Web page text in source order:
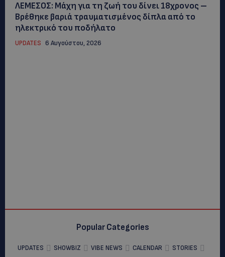
ΛΕΜΕΣΟΣ: Μάχη για τη ζωή του δίνει 18χρονος –
Βρέθηκε βαριά τραυματισμένος δίπλα από το
ηλεκτρικό του ποδήλατο
UPDATES 6 Αυγούστου, 2026
Popular Categories
UPDATES SHOWBIZ VIBE NEWS CALENDAR
STORIES